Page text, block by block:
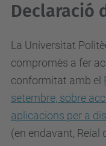
Declaració
La Universitat
compromès a fer
conformitat amb el
setembre, sobre
aplicacions per a
(en endavant, Reial